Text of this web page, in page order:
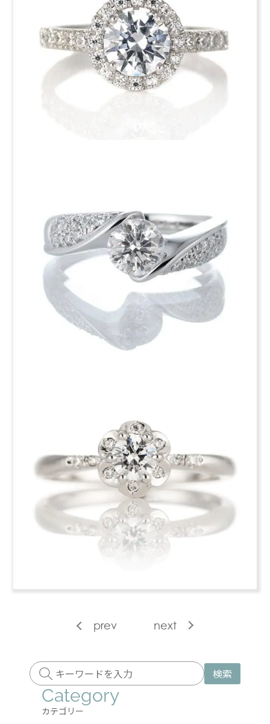
prev next
検索
Category
カテゴリー